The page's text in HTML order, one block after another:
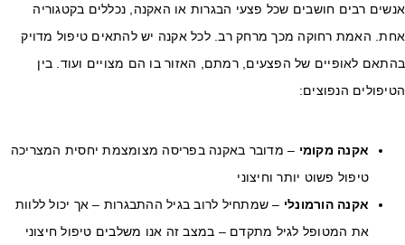
רבים חושבים שכל פצעי הבגרות או האקנה, נכללים בקטגוריה
האמת רחוקה מכך מרחק רב. לכל אקנה יש להתאים טיפול מדויק
לאופיים של הפצעים, רמתם, האזור בו הם מצויים ועוד. בין
הנפוצים:
אקנה מקומי– מדובר באקנה בפריסה מצומצמת יחסית המצריכה
טיפול פשוט יותר וחיצוני
אקנה הורמונלי– שמתחיל לרוב בגיל ההתבגרות – אך יכול ללוות
את המטופל לגיל מתקדם – במצב זה אנו משלבים טיפול חיצוני